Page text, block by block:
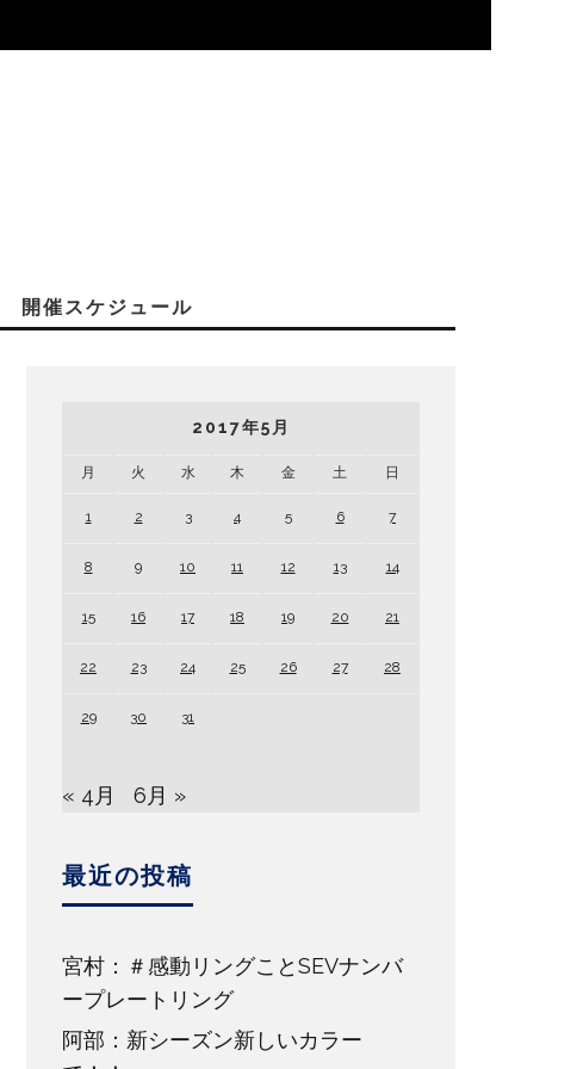
開催スケジュール
2017年5月
月 火 水 木 金 土 日
1 2 3 4 5 6 7
8 9 10 11 12 13 14
15 16 17 18 19 20 21
22 23 24 25 26 27 28
29 30 31
« 4月 6月 »
最近の投稿
宮村：＃感動リングことSEVナンバ
ープレートリング
阿部：新シーズン新しいカラー